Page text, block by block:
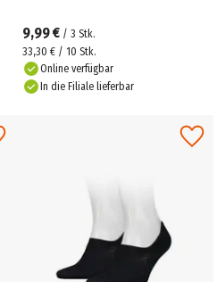
9,99 € / 3 Stk.
33,30 € / 10 Stk.
Online verfügbar
In die Filiale lieferbar